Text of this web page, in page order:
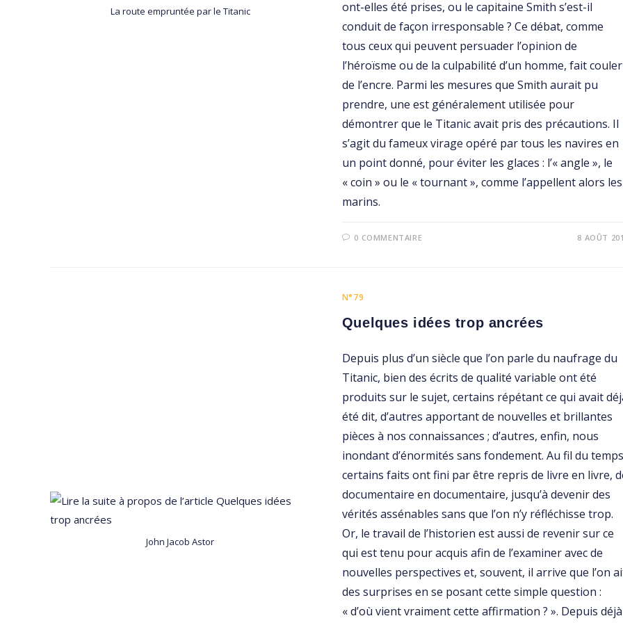
La route empruntée par le Titanic
ont-elles été prises, ou le capitaine Smith s’est-il
conduit de façon irresponsable ? Ce débat, comme
tous ceux qui peuvent persuader l’opinion de
l’héroïsme ou de la culpabilité d’un homme, fait couler
de l’encre. Parmi les mesures que Smith aurait pu
prendre, une est généralement utilisée pour
démontrer que le Titanic avait pris des précautions. Il
s’agit du fameux virage opéré par tous les navires en
un point donné, pour éviter les glaces : l’« angle », le
« coin » ou le « tournant », comme l’appellent alors les
marins.
0 COMMENTAIRE 8 AOÛT
John Jacob Astor
N°79
Quelques idées trop ancrées
Depuis plus d’un siècle que l’on parle du naufrage du
Titanic, bien des écrits de qualité variable ont été
produits sur le sujet, certains répétant ce qui avait
été dit, d’autres apportant de nouvelles et brillantes
pièces à nos connaissances ; d’autres, enfin, nous
inondant d’énormités sans fondement. Au fil du
certains faits ont fini par être repris de livre en livre,
documentaire en documentaire, jusqu’à devenir des
vérités assénables sans que l’on n’y réfléchisse trop.
Or, le travail de l’historien est aussi de revenir sur ce
qui est tenu pour acquis afin de l’examiner avec de
nouvelles perspectives et, souvent, il arrive que l’on
des surprises en se posant cette simple question :
« d’où vient vraiment cette affirmation ? ». Depuis déjà